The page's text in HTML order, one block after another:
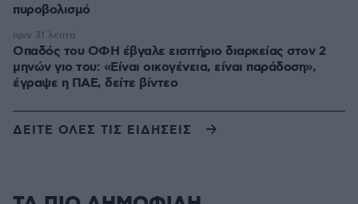
πυροβολισμό
Οπαδός του ΟΦΗ έβγαλε εισιτήριο διαρκείας στον 2
μηνών γιο του: «Είναι οικογένεια, είναι παράδοση»,
έγραψε η ΠΑΕ, δείτε βίντεο
πριν 31 λεπτά
ΔΕΙΤΕ ΟΛΕΣ ΤΙΣ ΕΙΔΗΣΕΙΣ